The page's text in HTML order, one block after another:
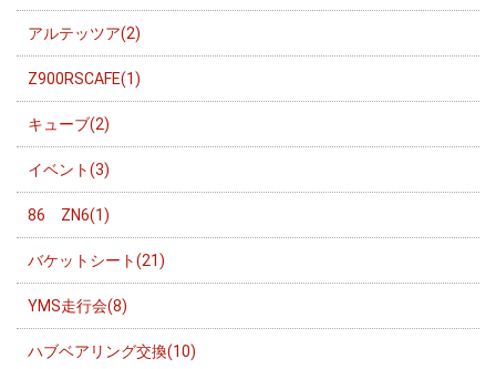
アルテッツア(2)
Z900RSCAFE(1)
キューブ(2)
イベント(3)
86 ZN6(1)
バケットシート(21)
YMS走行会(8)
ハブベアリング交換(10)